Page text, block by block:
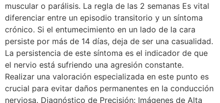
muscular o parálisis. La regla de las 2 semanas Es vital
diferenciar entre un episodio transitorio y un síntoma
crónico. Si el entumecimiento en un lado de la cara
persiste por más de 14 días, deja de ser una casualidad.
La persistencia de este síntoma es el indicador de que
el nervio está sufriendo una agresión constante.
Realizar una valoración especializada en este punto es
crucial para evitar daños permanentes en la conducción
nerviosa. Diagnóstico de Precisión: Imágenes de Alta